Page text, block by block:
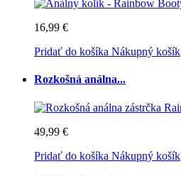
16,99 €
Pridať do košíka Nákupný košík
Rozkošná análna...
49,99 €
Pridať do košíka Nákupný košík